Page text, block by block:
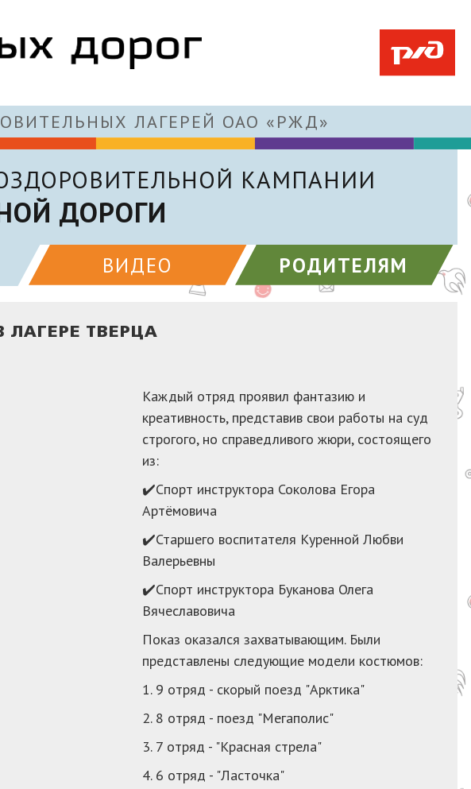
ЛАГЕРЕЙ ОАО «РЖД»
КАМПАНИИ
ДОРОГИ
ВИДЕО РОДИТЕЛЯМ
ТВЕРЦА
Каждый отряд проявил фантазию и
креативность, представив свои работы на суд
строгого, но справедливого жюри, состоящего
из:
✔️Спорт инструктора Соколова Егора
Артёмовича
✔️Старшего воспитателя Куренной Любви
Валерьевны
✔️Спорт инструктора Буканова Олега
Вячеславовича
Показ оказался захватывающим. Были
представлены следующие модели костюмов:
1. 9 отряд - скорый поезд "Арктика"
2. 8 отряд - поезд "Мегаполис"
3. 7 отряд - "Красная стрела"
4. 6 отряд - "Ласточка"